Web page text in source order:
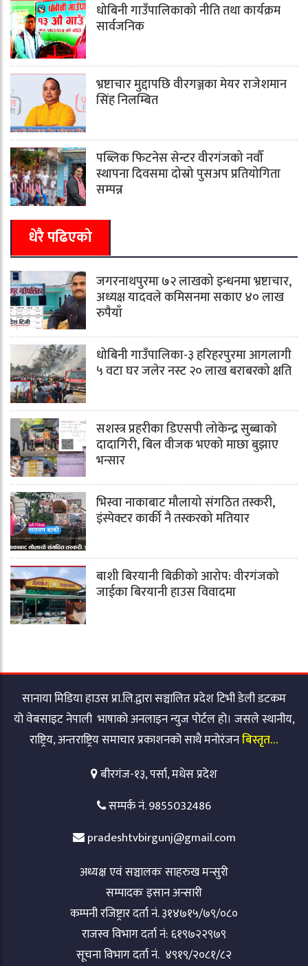
धोबिनी गाउँपालिकाको नीति तथा कार्यक्रम
सार्वजनिक
भ्रष्टाचार मुद्दापछि वीरगञ्जका मेयर राजेशमान
सिंह निलम्बित
पब्लिक फिटनेस सेन्टर वीरगंजको नवौँ
स्थापना दिवसमा दोस्रो पुसअप प्रतियोगिता
सम्पन्न
धेरै पढिएको
जगरनाथपुरमा ७२ लाखको इन्धनमा भ्रष्टाचार,
अध्यक्ष यादवले कमिसनमा सकाए ४० लाख
रुपैयाँ
धोबिनी गाउँपालिका-३ हरिहरपुरमा आगलागी
५ वटा घर जलेर नस्ट २० लाख बराबरको क्षति
सशस्त्र प्रहरीका डिएसपी लोकेन्द्र सुब्बाको
दादागिरी, बिल वीजक भएको माछा बुझाए
भन्सार
भिस्वा नाकाबाट मौलायो संगठित तस्करी,
इंस्पेक्टर कार्की नै तस्करको मतियार
बाशी बिरयानी बिक्रीको आरोप: वीरगंजको
जाईका बिरयानी हाउस विवादमा
सानाया मिडिया हाउस प्रा.लि.द्वारा सञ्चालित प्रदेश टिभी डेली डटकम
यो वेबसाइट नेपाली भाषाको अनलाइन न्युज पोर्टल हो। जसले स्थानीय,
राष्ट्रिय, अन्तराष्ट्रिय समाचार प्रकाशनको साथै मनोरंजनबिस्तृत…
बीरगंज-१३, पर्सा, मधेस प्रदेश
सम्पर्क नं. 9855032486
pradeshtvbirgunj@gmail.com
अध्यक्ष एवं सञ्चालकः साहरुख मन्सुरी
सम्पादकः इसान अन्सारी
कम्पनी रजिष्ट्रार दर्ता नं. ३१४७१५/७९/०८०
राजस्व विभाग दर्ता नं: ६१९७२२९७९
सूचना विभाग दर्ता नं. ४९१९/२०८१/८२